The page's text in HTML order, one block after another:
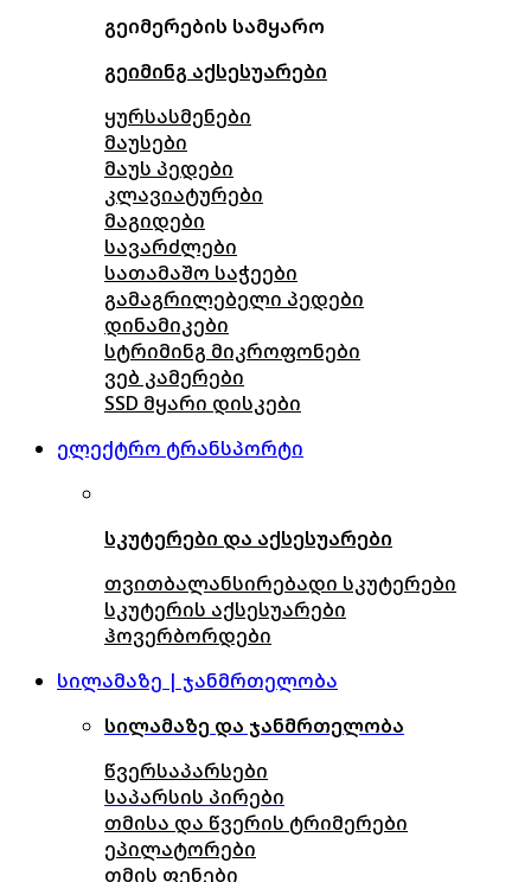
გეიმერების სამყარო
გეიმინგ აქსესუარები
ყურსასმენები
მაუსები
მაუს პედები
კლავიატურები
მაგიდები
სავარძლები
სათამაშო საჭეები
გამაგრილებელი პედები
დინამიკები
სტრიმინგ მიკროფონები
ვებ კამერები
SSD მყარი დისკები
ელექტრო ტრანსპორტი
სკუტერები და აქსესუარები
თვითბალანსირებადი სკუტერები
სკუტერის აქსესუარები
ჰოვერბორდები
სილამაზე | ჯანმრთელობა
სილამაზე და ჯანმრთელობა
წვერსაპარსები
საპარსის პირები
თმისა და წვერის ტრიმერები
ეპილატორები
თმის ფენები